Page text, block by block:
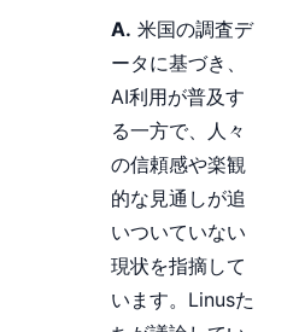
A. 米国の調査デ
ータに基づき、
AI利用が普及す
る一方で、人々
の信頼感や楽観
的な見通しが追
いついていない
現状を指摘して
います。Linusた